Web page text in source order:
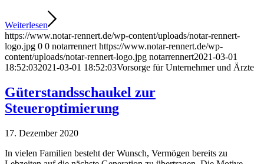
Weiterlesen
https://www.notar-rennert.de/wp-content/uploads/notar-rennert-
logo.jpg 0 0 notarrennert https://www.notar-rennert.de/wp-
content/uploads/notar-rennert-logo.jpg notarrennert2021-03-01
18:52:032021-03-01 18:52:03Vorsorge für Unternehmer und Ärzte
Güterstandsschaukel zur
Steueroptimierung
17. Dezember 2020
In vielen Familien besteht der Wunsch, Vermögen bereits zu